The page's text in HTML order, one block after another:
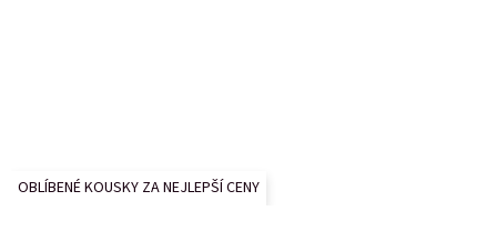
OBLÍBENÉ KOUSKY ZA NEJLEPŠÍ CENY